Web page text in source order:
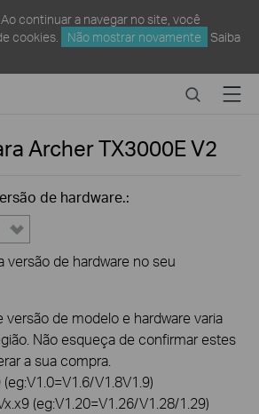
continuar a navegar no site, você
cookies.
Não mostrar novamente
Saiba
SearchMenu
Archer TX3000EV2
de hardware.:
versão de hardware no seu
versão de modelo e hardware varia
Não esqueça de confirmar estes
a sua compra.
V1.8V1.9)
(eg:V1.20=V1.26/V1.28/1.29)